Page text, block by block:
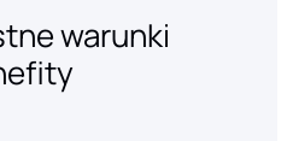
warunki